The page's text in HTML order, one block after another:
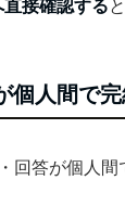
接確認する
個人間で
回答が個人間